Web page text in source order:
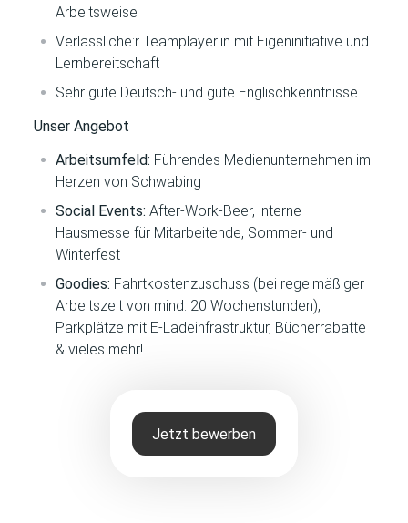
Arbeitsweise
Verlässliche:r Teamplayer:in mit Eigeninitiative und
Lernbereitschaft
Sehr gute Deutsch- und gute Englischkenntnisse
Unser Angebot
Arbeitsumfeld: Führendes Medienunternehmen im
Herzen von Schwabing
Social Events: After-Work-Beer, interne
Hausmesse für Mitarbeitende, Sommer- und
Winterfest
Goodies: Fahrtkostenzuschuss (bei regelmäßiger
Arbeitszeit von mind. 20 Wochenstunden),
Parkplätze mit E-Ladeinfrastruktur, Bücherrabatte
& vieles mehr!
Jetzt bewerben